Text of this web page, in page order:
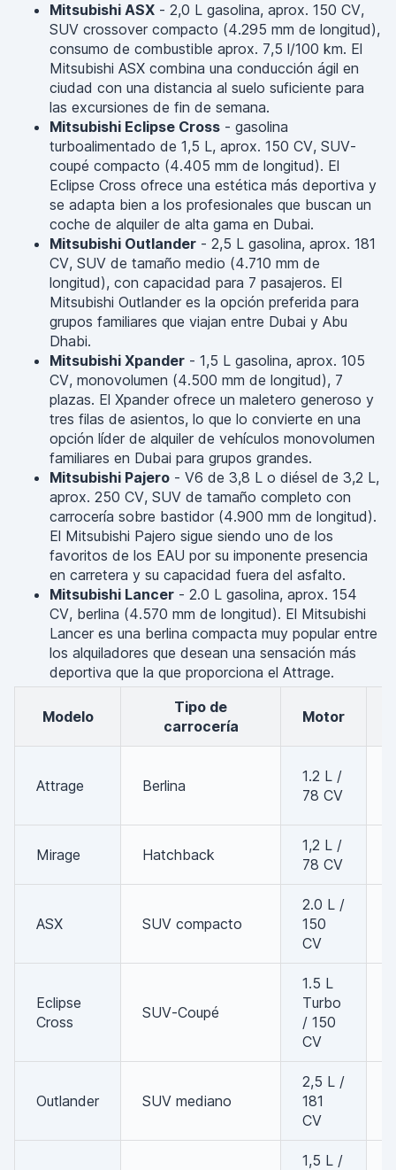
Mitsubishi ASX - 2,0 L gasolina, aprox. 150 CV,
SUV crossover compacto (4.295 mm de longitud),
consumo de combustible aprox. 7,5 l/100 km. El
Mitsubishi ASX combina una conducción ágil en
ciudad con una distancia al suelo suficiente para
las excursiones de fin de semana.
Mitsubishi Eclipse Cross - gasolina
turboalimentado de 1,5 L, aprox. 150 CV, SUV-
coupé compacto (4.405 mm de longitud). El
Eclipse Cross ofrece una estética más deportiva y
se adapta bien a los profesionales que buscan un
coche de alquiler de alta gama en Dubai.
Mitsubishi Outlander - 2,5 L gasolina, aprox. 181
CV, SUV de tamaño medio (4.710 mm de
longitud), con capacidad para 7 pasajeros. El
Mitsubishi Outlander es la opción preferida para
grupos familiares que viajan entre Dubai y Abu
Dhabi.
Mitsubishi Xpander - 1,5 L gasolina, aprox. 105
CV, monovolumen (4.500 mm de longitud), 7
plazas. El Xpander ofrece un maletero generoso y
tres filas de asientos, lo que lo convierte en una
opción líder de alquiler de vehículos monovolumen
familiares en Dubai para grupos grandes.
Mitsubishi Pajero - V6 de 3,8 L o diésel de 3,2 L,
aprox. 250 CV, SUV de tamaño completo con
carrocería sobre bastidor (4.900 mm de longitud).
El Mitsubishi Pajero sigue siendo uno de los
favoritos de los EAU por su imponente presencia
en carretera y su capacidad fuera del asfalto.
Mitsubishi Lancer - 2.0 L gasolina, aprox. 154
CV, berlina (4.570 mm de longitud). El Mitsubishi
Lancer es una berlina compacta muy popular entre
los alquiladores que desean una sensación más
deportiva que la que proporciona el Attrage.
Modelo
Tipo de
carrocería
Motor
Attrage Berlina
1.2 L /
78 CV
Mirage Hatchback
1,2 L /
78 CV
ASX SUV compacto
2.0 L /
150
CV
Eclipse
Cross
SUV-Coupé
1.5 L
Turbo
/ 150
CV
Outlander SUV mediano
2,5 L /
181
CV
1,5 L /